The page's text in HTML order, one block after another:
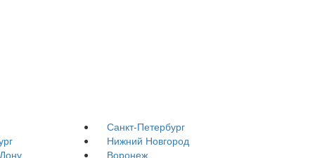
Санкт-Петербург
Нижний Новгород
Воронеж